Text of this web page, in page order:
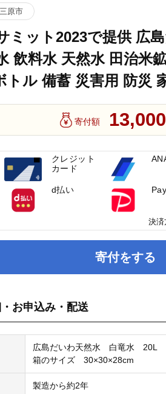
三原市
ミット2023で提供 広
飲料水 天然水 田治米
トル 備蓄 災害用 防災
寄付額
寄付をする
お申込み・配送
広島だいわ天然水 白竜水 20L
箱のサイズ 30×30×28cm
製造から約2年
クレジット
カード
d払い
決済